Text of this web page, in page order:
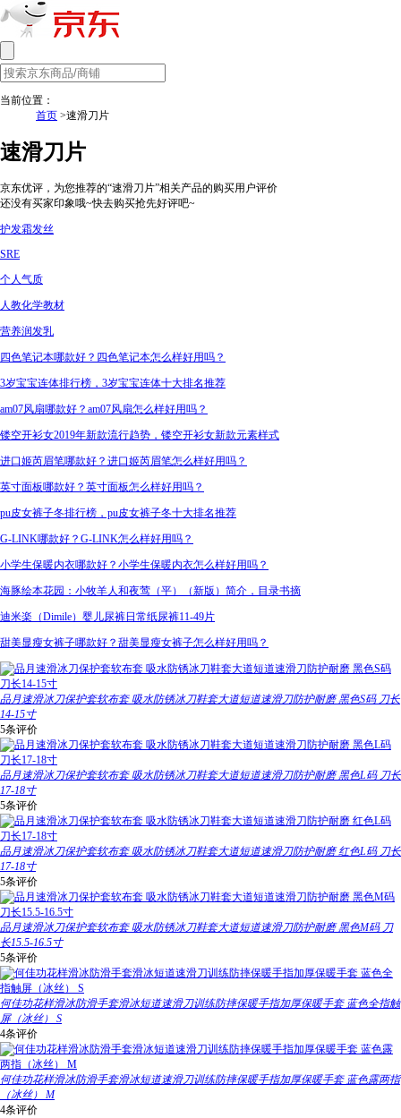
当前位置：
首页 >速滑刀片
速滑刀片
京东优评，为您推荐的“速滑刀片”相关产品的购买用户评价
还没有买家印象哦~快去购买抢先好评吧~
护发霜发丝
SRE
个人气质
人教化学教材
营养润发乳
四色笔记本哪款好？四色笔记本怎么样好用吗？
3岁宝宝连体排行榜，3岁宝宝连体十大排名推荐
am07风扇哪款好？am07风扇怎么样好用吗？
镂空开衫女2019年新款流行趋势，镂空开衫女新款元素样式
进口姬芮眉笔哪款好？进口姬芮眉笔怎么样好用吗？
英寸面板哪款好？英寸面板怎么样好用吗？
pu皮女裤子冬排行榜，pu皮女裤子冬十大排名推荐
G-LINK哪款好？G-LINK怎么样好用吗？
小学生保暖内衣哪款好？小学生保暖内衣怎么样好用吗？
海豚绘本花园：小牧羊人和夜莺（平）（新版）简介，目录书摘
迪米楽（Dimile）婴儿尿裤日常纸尿裤11-49片
甜美显瘦女裤子哪款好？甜美显瘦女裤子怎么样好用吗？
品月速滑冰刀保护套软布套 吸水防锈冰刀鞋套大道短道速滑刀防护耐磨 黑色S码 刀长
14-15寸
5条评价
品月速滑冰刀保护套软布套 吸水防锈冰刀鞋套大道短道速滑刀防护耐磨 黑色L码 刀长
17-18寸
5条评价
品月速滑冰刀保护套软布套 吸水防锈冰刀鞋套大道短道速滑刀防护耐磨 红色L码 刀长
17-18寸
5条评价
品月速滑冰刀保护套软布套 吸水防锈冰刀鞋套大道短道速滑刀防护耐磨 黑色M码 刀
长15.5-16.5寸
5条评价
何佳功花样滑冰防滑手套滑冰短道速滑刀训练防摔保暖手指加厚保暖手套 蓝色全指触
屏（冰丝） S
4条评价
何佳功花样滑冰防滑手套滑冰短道速滑刀训练防摔保暖手指加厚保暖手套 蓝色露两指
（冰丝） M
4条评价